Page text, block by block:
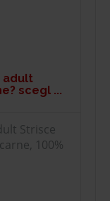
adult
scegl ...
Strisce
100%